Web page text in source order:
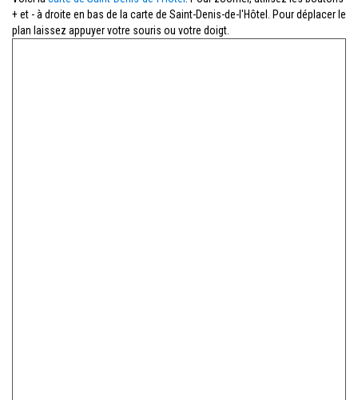
+ et - à droite en bas de la carte de Saint-Denis-de-l'Hôtel. Pour déplacer le
plan laissez appuyer votre souris ou votre doigt.